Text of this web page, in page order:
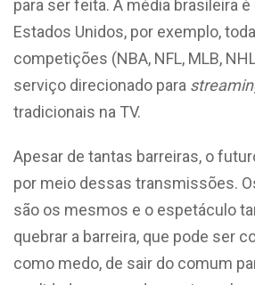
para ser feita. A média brasileira
Estados Unidos, por exemplo,
competições (NBA, NFL, MLB,
serviço direcionado para
tradicionais na TV.
Apesar de tantas barreiras, o
por meio dessas transmissões.
são os mesmos e o espetáculo
quebrar a barreira, que pode ser
como medo, de sair do comum